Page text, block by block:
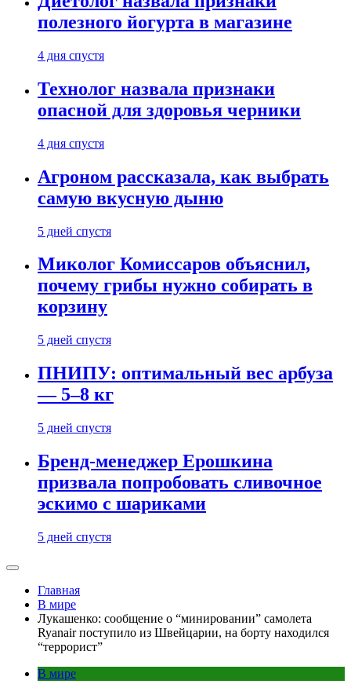
полезного йогурта в магазине
4 дня спустя
Технолог назвала признаки
опасной для здоровья черники
4 дня спустя
Агроном рассказала, как выбрать
самую вкусную дыню
5 дней спустя
Миколог Комиссаров объяснил,
почему грибы нужно собирать в
корзину
5 дней спустя
ПНИПУ: оптимальный вес арбуза
— 5–8 кг
5 дней спустя
Бренд-менеджер Ерошкина
призвала попробовать сливочное
эскимо с шариками
5 дней спустя
Главная
В мире
Лукашенко: сообщение о “минировании” самолета
Ryanair поступило из Швейцарии, на борту находился
“террорист”
В мире